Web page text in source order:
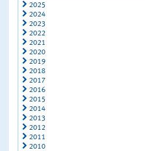
2025
2024
2023
2022
2021
2020
2019
2018
2017
2016
2015
2014
2013
2012
2011
2010